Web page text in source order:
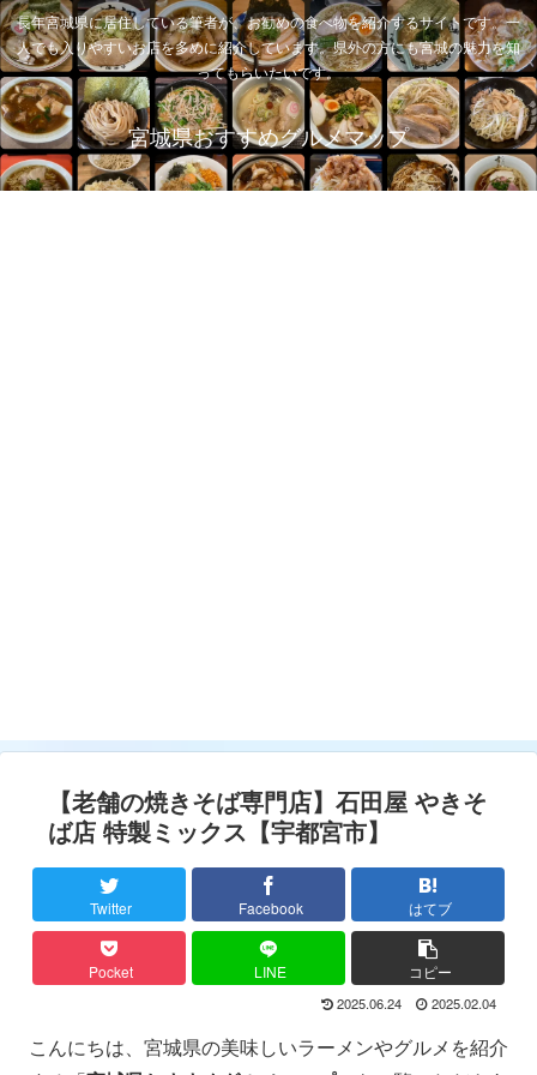
長年宮城県に居住している筆者が、お勧めの食べ物を紹介するサイトです。一
人でも入りやすいお店を多めに紹介しています。県外の方にも宮城の魅力を知
ってもらいたいです。
宮城県おすすめグルメマップ
【老舗の焼きそば専門店】石田屋 やきそ
ば店 特製ミックス【宇都宮市】
Twitter Facebook はてブ
Pocket LINE コピー
2025.06.24 2025.02.04
こんにちは、宮城県の美味しいラーメンやグルメを紹介